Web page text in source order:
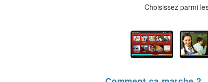
Choisissez parmi